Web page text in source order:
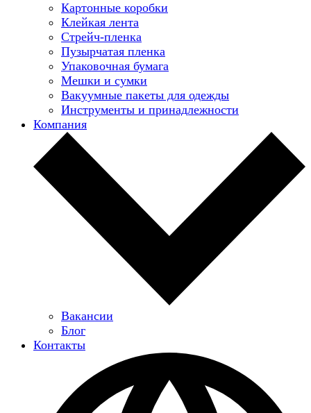
Картонные коробки
Клейкая лента
Стрейч-пленка
Пузырчатая пленка
Упаковочная бумага
Мешки и сумки
Вакуумные пакеты для одежды
Инструменты и принадлежности
Компания
Вакансии
Блог
Контакты